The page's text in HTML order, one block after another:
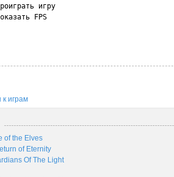
игру
FPS
к играм
of the Elves
of Eternity
Of The Light